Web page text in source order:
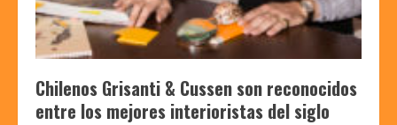
Chilenos Grisanti & Cussen son reconocidos
entre los mejores interioristas del siglo